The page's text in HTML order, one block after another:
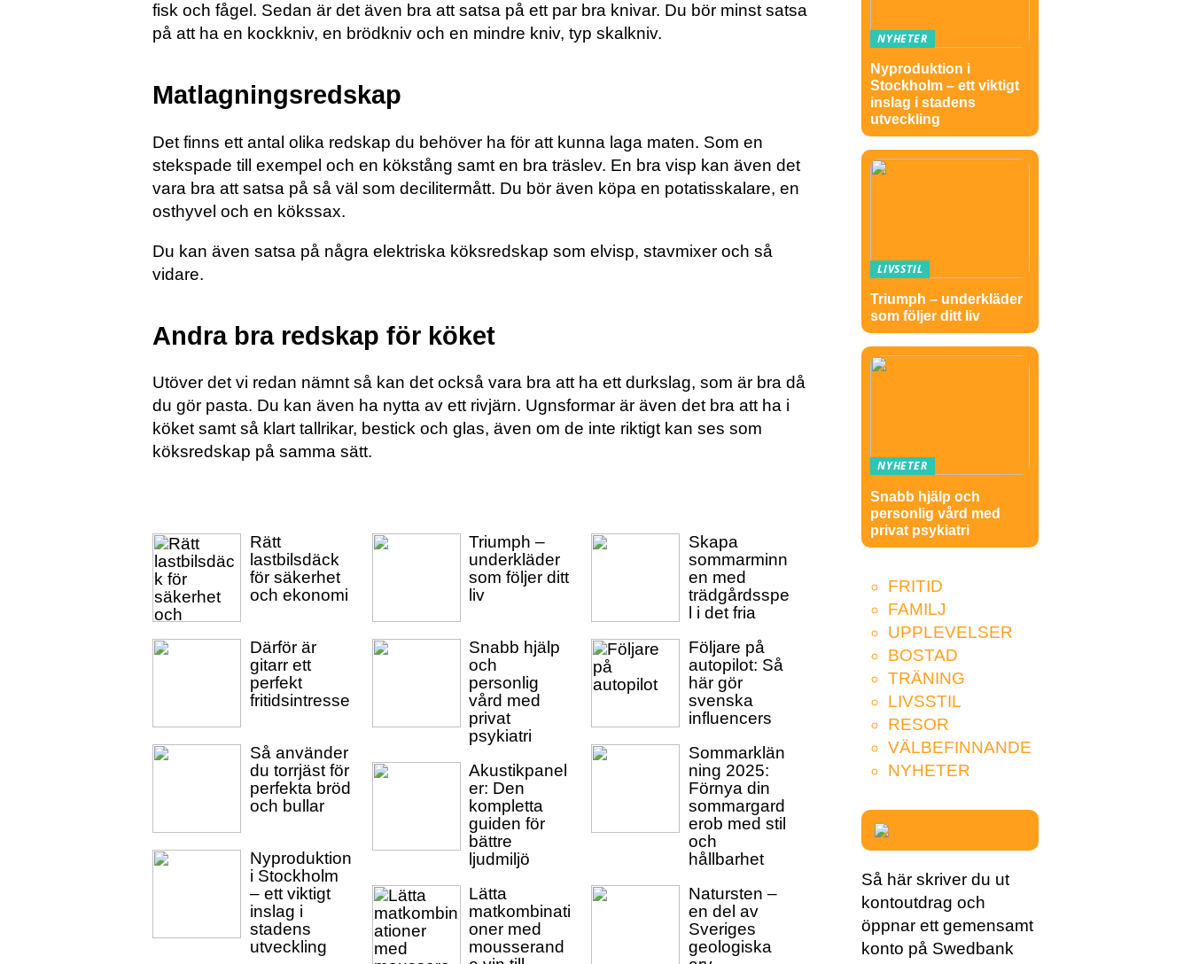
fisk och fågel. Sedan är det även bra att satsa på ett par bra knivar. Du bör minst satsa
på att ha en kockkniv, en brödkniv och en mindre kniv, typ skalkniv.
Matlagningsredskap
Det finns ett antal olika redskap du behöver ha för att kunna laga maten. Som en
stekspade till exempel och en kökstång samt en bra träslev. En bra visp kan även det
vara bra att satsa på så väl som decilitermått. Du bör även köpa en potatisskalare, en
osthyvel och en kökssax.
Du kan även satsa på några elektriska köksredskap som elvisp, stavmixer och så
vidare.
Andra bra redskap för köket
Utöver det vi redan nämnt så kan det också vara bra att ha ett durkslag, som är bra då
du gör pasta. Du kan även ha nytta av ett rivjärn. Ugnsformar är även det bra att ha i
köket samt så klart tallrikar, bestick och glas, även om de inte riktigt kan ses som
köksredskap på samma sätt.
Rätt
lastbilsdäck
för säkerhet
och ekonomi
Därför är
gitarr ett
perfekt
fritidsintresse
Så använder
du torrjäst för
perfekta bröd
och bullar
Nyproduktion
i Stockholm
– ett viktigt
inslag i
stadens
utveckling
Triumph –
underkläder
som följer ditt
liv
Snabb hjälp
och
personlig
vård med
privat
psykiatri
Akustikpanel
er: Den
kompletta
guiden för
bättre
ljudmiljö
Lätta
matkombinati
oner med
mousserand
Skapa
sommarminn
en med
trädgårdsspe
l i det fria
Följare på
autopilot: Så
här gör
svenska
influencers
Sommarklän
ning 2025:
Förnya din
sommargard
erob med stil
och
hållbarhet
Natursten –
en del av
Sveriges
geologiska
NYHETER
Nyproduktion i
Stockholm – ett viktigt
inslag i stadens
utveckling
LIVSSTIL
Triumph – underkläder
som följer ditt liv
NYHETER
Snabb hjälp och
personlig vård med
privat psykiatri
FRITID
FAMILJ
UPPLEVELSER
BOSTAD
TRÄNING
LIVSSTIL
RESOR
VÄLBEFINNANDE
NYHETER
Så här skriver du ut
kontoutdrag och
öppnar ett gemensamt
konto på Swedbank